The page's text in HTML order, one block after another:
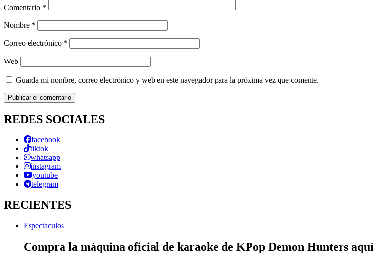
Comentario *
Nombre *
Correo electrónico *
Web
Guarda mi nombre, correo electrónico y web en este navegador para la próxima vez que comente.
REDES SOCIALES
facebook
tiktok
whatsapp
instagram
youtube
telegram
RECIENTES
Espectaculos
Compra la máquina oficial de karaoke de KPop Demon Hunters aquí